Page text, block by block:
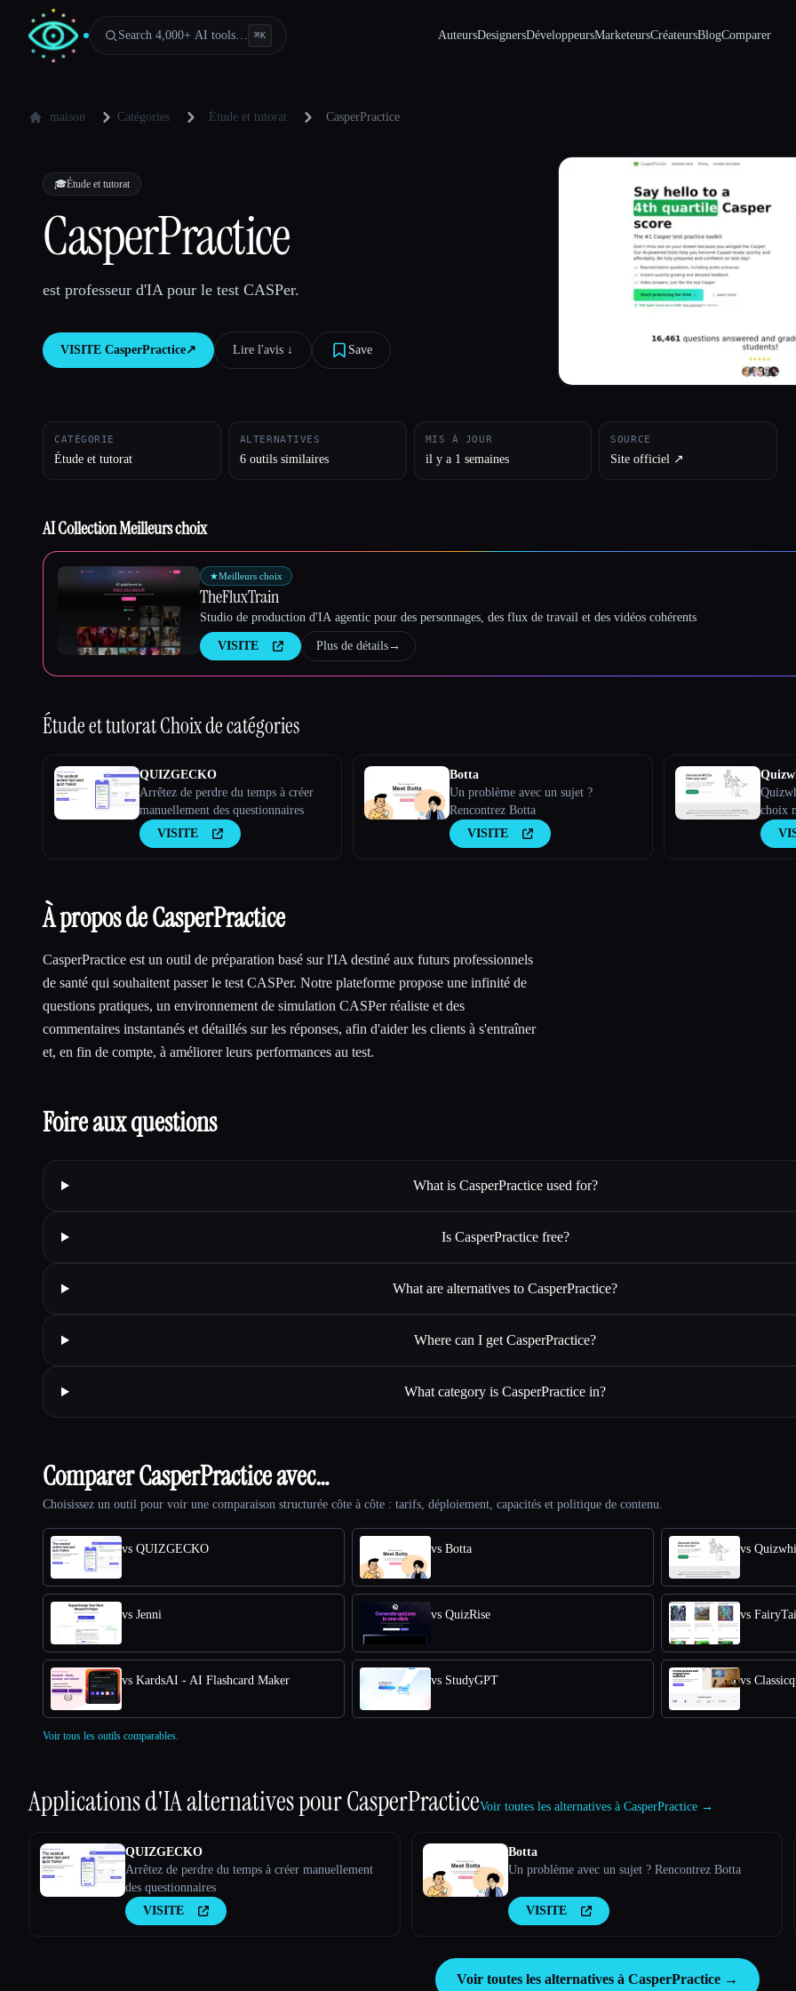
Search 4,000+ AI tools… ⌘K AuteursDesignersDéveloppeursMarketeursCréateursBlogComparer
maison Catégories Étude et tutorat CasperPractice
🎓Étude et tutorat
CasperPractice
est professeur d'IA pour le test CASPer.
VISITE CasperPractice↗︎ Lire l'avis ↓︎ Save
CATÉGORIE
Étude et tutorat
ALTERNATIVES
6 outils similaires
MIS À JOUR
il y a 1 semaines
SOURCE
Site officiel ↗︎
AI Collection Meilleurs choix
★Meilleurs choix
TheFluxTrain
Studio de production d'IA agentic pour des personnages, des flux de travail et des vidéos cohérents
VISITE Plus de détails→
Étude et tutoratChoix de catégories
QUIZGECKO
Arrêtez de perdre du temps à créer
manuellement des questionnaires
VISITE
Botta
Un problème avec un sujet ?
Rencontrez Botta
VISITE
choix
quel
À propos de CasperPractice
CasperPractice est un outil de préparation basé sur l'IA destiné aux futurs professionnels
de santé qui souhaitent passer le test CASPer. Notre plateforme propose une infinité de
questions pratiques, un environnement de simulation CASPer réaliste et des
commentaires instantanés et détaillés sur les réponses, afin d'aider les clients à s'entraîner
et, en fin de compte, à améliorer leurs performances au test.
Foire aux questions
What is CasperPractice used for?
Is CasperPractice free?
What are alternatives to CasperPractice?
Where can I get CasperPractice?
What category is CasperPractice in?
Comparer CasperPractice avec…
Choisissez un outil pour voir une comparaison structurée côte à côte : tarifs, déploiement, capacités et politique de contenu.
vs QUIZGECKO vs Botta vs
vs Jenni vs QuizRise vs
vs KardsAI - AI Flashcard Maker vs StudyGPT vs
Voir tous les outils comparables.
Applications d'IA alternatives pourCasperPracticeVoir toutes les alternatives à CasperPractice →
QUIZGECKO
Arrêtez de perdre du temps à créer manuellement
des questionnaires
VISITE
Botta
Un problème avec un sujet ? Rencontrez Botta
VISITE
Voir toutes les alternatives à CasperPractice →